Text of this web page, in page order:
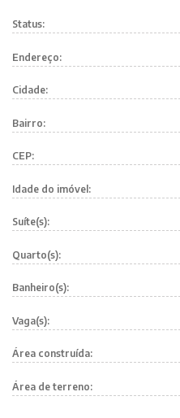
Status:
Endereço:
Cidade:
Bairro:
CEP:
Idade do imóvel:
Suíte(s):
Quarto(s):
Banheiro(s):
Vaga(s):
Área construída:
Área de terreno: